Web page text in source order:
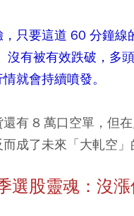
只要這道 60 分鐘線
沒有被有效跌破，多
就會持續噴發。
有 8 萬口空單，但
成了未來「大軋空」
選股靈魂：沒